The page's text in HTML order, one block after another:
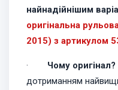
найнадійнішим
оригінальна
2015) з артикулом
· Чому оригінал?
дотриманням